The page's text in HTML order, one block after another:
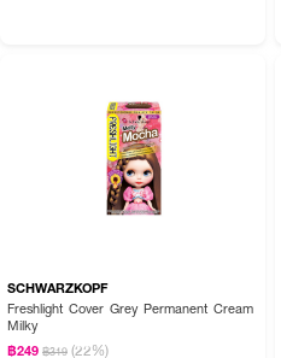
SCHWARZKOPF
Freshlight Cover Grey Permanent Cream
Milky
฿249 ฿319 (22%)